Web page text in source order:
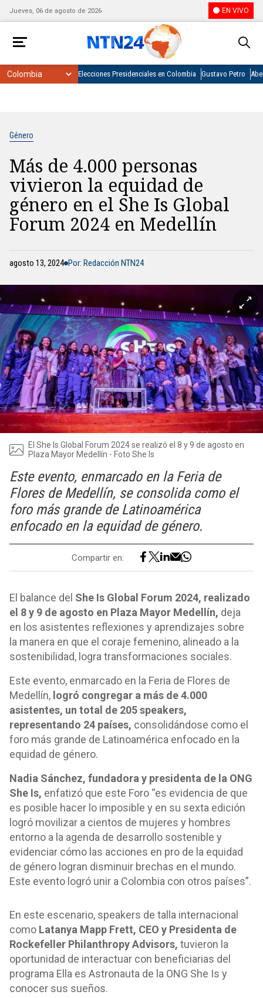
Jueves, 06 de agosto de 2026 EN VIVO
Elecciones Presidenciales en Colombia Gustavo Petro
Género
Más de 4.000 personas
vivieron la equidad de
género en el She Is Global
Forum 2024 en Medellín
agosto 13, 2024 Por: Redacción NTN24
El She Is Global Forum 2024 se realizó el 8 y 9 de agosto en
Plaza Mayor Medellín - Foto She Is
Este evento, enmarcado en la Feria de
Flores de Medellín, se consolida como el
foro más grande de Latinoamérica
enfocado en la equidad de género.
Compartir en:
El balance del She Is Global Forum 2024, realizado
el 8 y 9 de agosto en Plaza Mayor Medellín, deja
en los asistentes reflexiones y aprendizajes sobre
la manera en que el coraje femenino, alineado a la
sostenibilidad, logra transformaciones sociales.
Este evento, enmarcado en la Feria de Flores de
Medellín, logró congregar a más de 4.000
asistentes, un total de 205 speakers,
representando 24 países, consolidándose como el
foro más grande de Latinoamérica enfocado en la
equidad de género.
Nadia Sánchez, fundadora y presidenta de la ONG
She Is, enfatizó que este Foro “es evidencia de que
es posible hacer lo imposible y en su sexta edición
logró movilizar a cientos de mujeres y hombres
entorno a la agenda de desarrollo sostenible y
evidenciar cómo las acciones en pro de la equidad
de género logran disminuir brechas en el mundo.
Este evento logró unir a Colombia con otros países”.
En este escenario, speakers de talla internacional
como Latanya Mapp Frett, CEO y Presidenta de
Rockefeller Philanthropy Advisors, tuvieron la
oportunidad de interactuar con beneficiarias del
programa Ella es Astronauta de la ONG She Is y
conocer sus sueños.